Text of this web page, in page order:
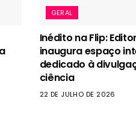
GERAL
Inédito na Flip:
inaugura espaço
dedicado à
ciência
22 DE JULHO DE 2026